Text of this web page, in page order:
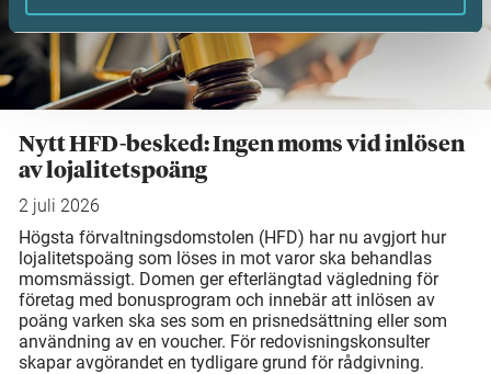
Nytt HFD-besked: Ingen moms vid inlösen
av lojalitetspoäng
2 juli 2026
Högsta förvaltningsdomstolen (HFD) har nu avgjort hur
lojalitetspoäng som löses in mot varor ska behandlas
momsmässigt. Domen ger efterlängtad vägledning för
företag med bonusprogram och innebär att inlösen av
poäng varken ska ses som en prisnedsättning eller som
användning av en voucher. För redovisningskonsulter
skapar avgörandet en tydligare grund för rådgivning.